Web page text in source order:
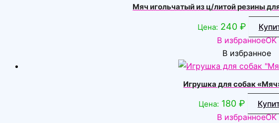
Мяч игольчатый из ц/литой резины
Цена: 240 ₽
В избранноеOK
В избранное
Игрушка для собак
Цена: 180 ₽
В избранноеOK